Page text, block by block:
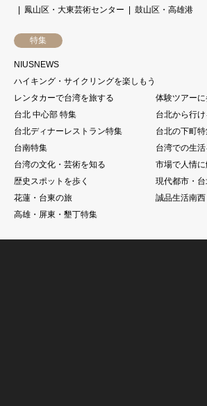
鳳山区・大東芸術センター
鼓山区・高雄港
特集
NIUSNEWS
ハイキング・サイクリングを楽しもう
レンタカーで台湾を旅する
体験ツアー
台北 中心部 特集
台北から行
台北ディナーレストラン特集
台北の下町
台南特集
台湾での生
台湾の文化・芸術を知る
市場で人情
歴史スポットを歩く
現代都市・
花蓮・台東の旅
誠品生活南西
高雄・屏東・墾丁特集